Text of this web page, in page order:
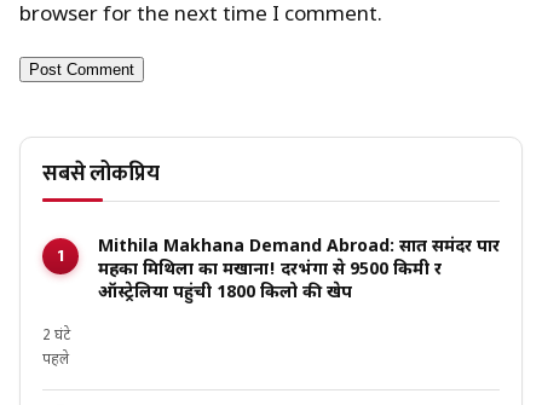
browser for the next time I comment.
सबसे लोकप्रिय
Mithila Makhana Demand Abroad: सात समंदर पार
महका मिथिला का मखाना! दरभंगा से 9500 किमी दूर
ऑस्ट्रेलिया पहुंची 1800 किलो की खेप
2 घंटे
पहले